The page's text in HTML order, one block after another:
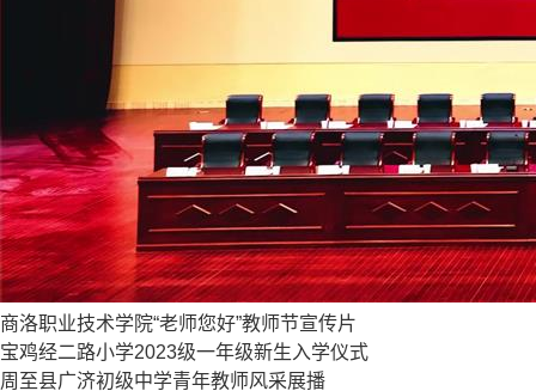
商洛职业技术学院“老师您好”教师节宣传片
宝鸡经二路小学2023级一年级新生入学仪式
周至县广济初级中学青年教师风采展播